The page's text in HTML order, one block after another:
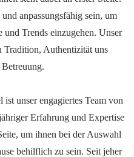
anpassungsfähig sein, um
Trends einzugehen. Unser
Tradition, Authentizität uns
unser engagiertes Team von
Erfahrung und Expertise
um ihnen bei der Auswahl
behilflich zu sein. Seit jeher